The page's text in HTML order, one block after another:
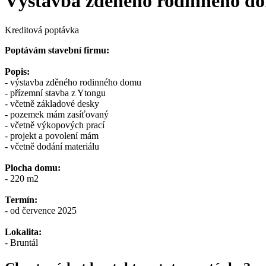
Kreditová poptávka
Poptávám stavební firmu:
Popis:
- výstavba zděného rodinného domu
- přízemní stavba z Ytongu
- včetně základové desky
- pozemek mám zasíťovaný
- včetně výkopových prací
- projekt a povolení mám
- včetně dodání materiálu
Plocha domu:
- 220 m2
Termín:
- od července 2025
Lokalita:
- Bruntál